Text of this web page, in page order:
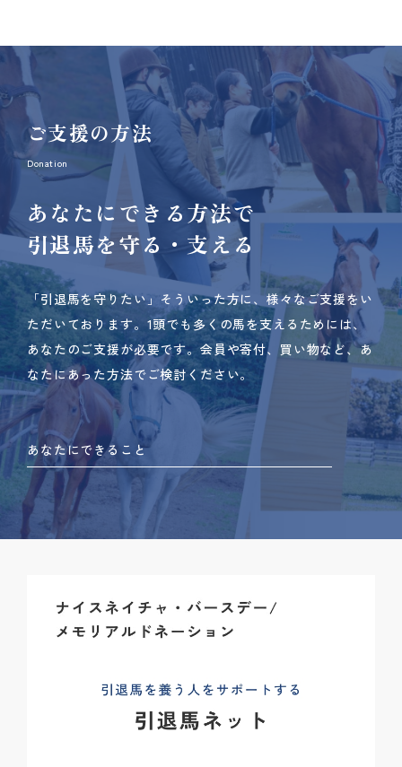
ご支援の方法
Donation
あなたにできる方法で
引退馬を守る・支える
「引退馬を守りたい」そういった方に、様々なご支援をい
ただいております。 1頭でも多くの馬を支えるためには、
あなたのご支援が必要です。 会員や寄付、買い物など、あ
なたにあった方法でご検討ください。
あなたにできること